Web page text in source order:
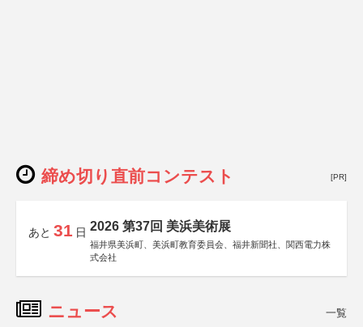
締め切り直前コンテスト [PR]
あと 31 日 2026 第37回 美浜美術展
福井県美浜町、美浜町教育委員会、福井新聞社、関西電力株
式会社
ニュース 一覧